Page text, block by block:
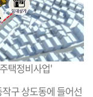
택정비사업'
구 상도동에 들어선